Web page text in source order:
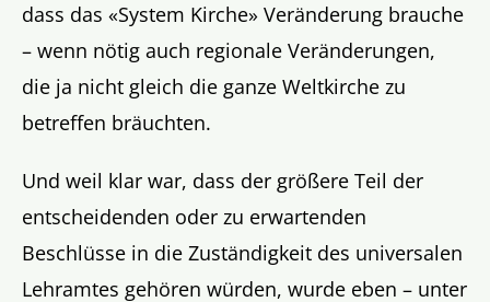
dass das «System Kirche» Veränderung brauche
– wenn nötig auch regionale Veränderungen,
die ja nicht gleich die ganze Weltkirche zu
betreffen bräuchten.
Und weil klar war, dass der größere Teil der
entscheidenden oder zu erwartenden
Beschlüsse in die Zuständigkeit des universalen
Lehramtes gehören würden, wurde eben – unter